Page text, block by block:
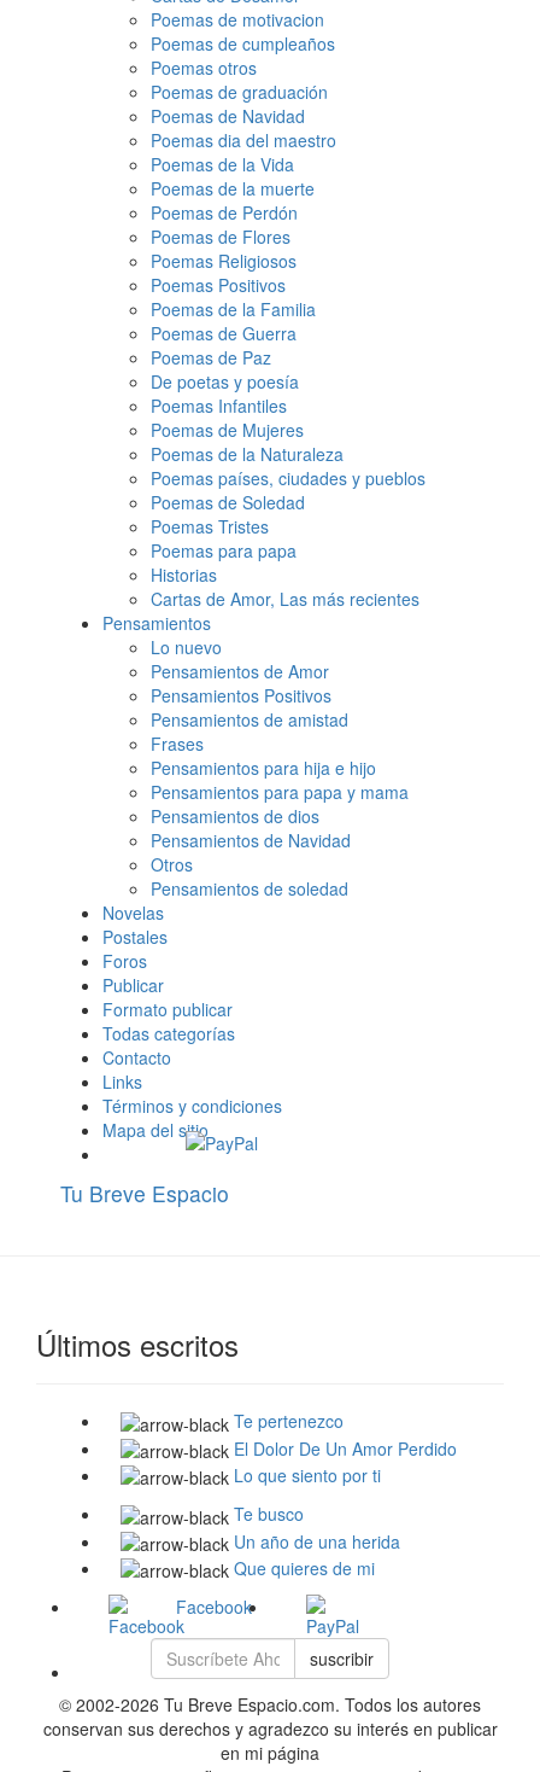
Poemas de motivacion
Poemas de cumpleaños
Poemas otros
Poemas de graduación
Poemas de Navidad
Poemas dia del maestro
Poemas de la Vida
Poemas de la muerte
Poemas de Perdón
Poemas de Flores
Poemas Religiosos
Poemas Positivos
Poemas de la Familia
Poemas de Guerra
Poemas de Paz
De poetas y poesía
Poemas Infantiles
Poemas de Mujeres
Poemas de la Naturaleza
Poemas países, ciudades y pueblos
Poemas de Soledad
Poemas Tristes
Poemas para papa
Historias
Cartas de Amor, Las más recientes
Pensamientos
Lo nuevo
Pensamientos de Amor
Pensamientos Positivos
Pensamientos de amistad
Frases
Pensamientos para hija e hijo
Pensamientos para papa y mama
Pensamientos de dios
Pensamientos de Navidad
Otros
Pensamientos de soledad
Novelas
Postales
Foros
Publicar
Formato publicar
Todas categorías
Contacto
Links
Términos y condiciones
Mapa del sitio
Tu Breve Espacio
Últimos escritos
Te pertenezco
El Dolor De Un Amor Perdido
Lo que siento por ti
Te busco
Un año de una herida
Que quieres de mi
Facebook
suscribir
© 2002-2026 Tu Breve Espacio.com. Todos los autores
conservan sus derechos y agradezco su interés en publicar
en mi página